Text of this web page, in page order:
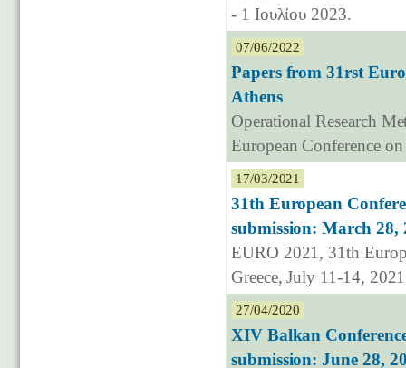
- 1 Ιουλίου 2023.
07/06/2022
Papers from 31rst
Athens
Operational Research
European Conference
17/03/2021
31th European
submission: March 28,
EURO 2021, 31th
Greece, July 11-14, 2021
27/04/2020
XIV Balkan
submission: June 28,